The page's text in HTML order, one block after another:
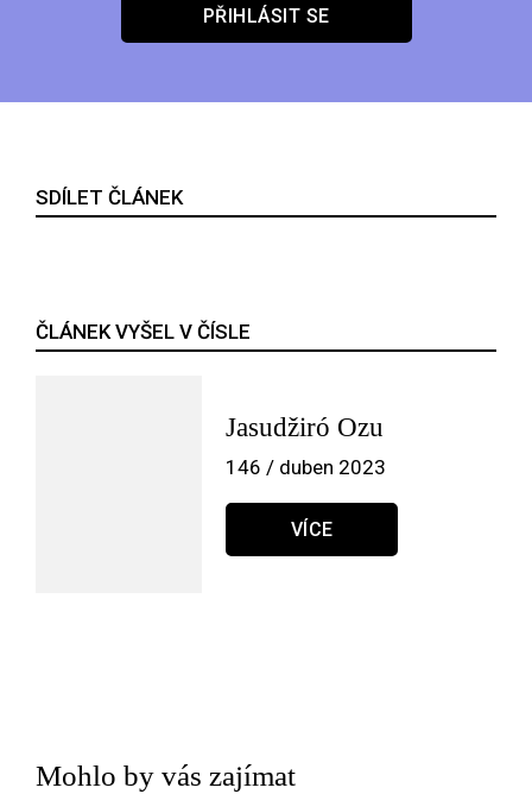
PŘIHLÁSIT SE
SDÍLET ČLÁNEK
ČLÁNEK VYŠEL V ČÍSLE
Jasudžiró Ozu
146 / duben 2023
VÍCE
Mohlo by vás zajímat